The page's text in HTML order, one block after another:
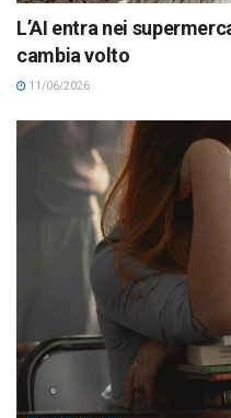
L’AI entra nei
cambia volto
11/06/2026